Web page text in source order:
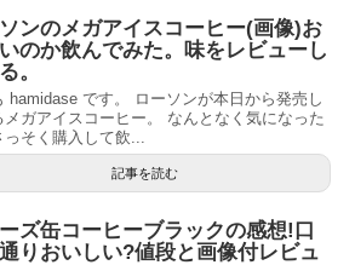
ンのメガアイスコーヒー(画像)お
のか飲んでみた。味をレビューし
。
hamidase です。 ローソンが本日から発売し
メガアイスコーヒー。 なんとなく気になった
そく購入して飲...
記事を読む
ズ缶コーヒーブラックの感想!口
りおいしい?値段と画像付レビュ